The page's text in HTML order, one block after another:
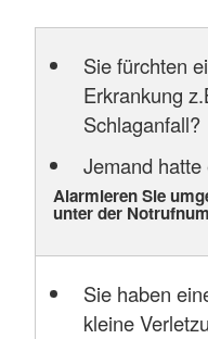
Sie fürchten
Erkrankung
Schlaganfall?
Jemand
Alarmieren Sie
unter der
Sie haben
kleine